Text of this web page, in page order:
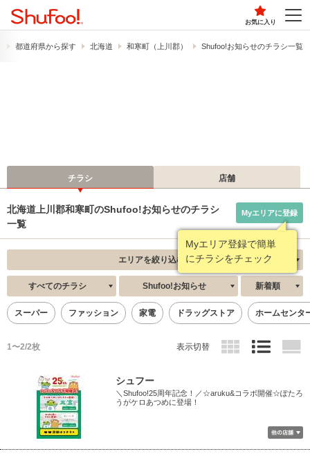
お気に入り
都道府県から探す 北海道 和寒町（上川郡） Shufoo!お知らせのチラシ一覧
チラシ 店舗
北海道上川郡和寒町のShufoo!お知らせのチラシ
一覧
Myエリア登録で簡単
にチラシをチェック
Myエリアに登録
エリアを絞り込む
すべてのチラシ Shufoo!お知らせ 新着順
スーパー ファッション 家電 ドラッグストア ホームセンタ
1〜2/2枚 表示切替
シュフー
＼Shufoo!25周年記念！／☆aruku&コラボ開催☆ぽたろ
うがケロあつめに登場！